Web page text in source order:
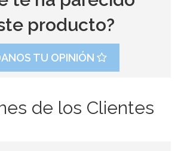
producto?
TU OPINIÓN
de los Clientes